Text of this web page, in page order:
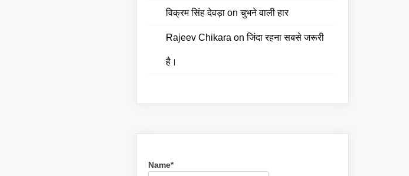
विक्रम सिंह देवड़ा onचुभने वाली हार
Rajeev Chikara onजिंदा रहना सबसे जरूरी
है।
Name*